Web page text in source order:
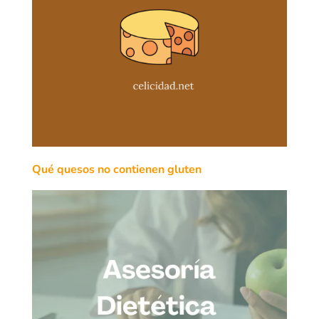
Qué quesos no contienen gluten